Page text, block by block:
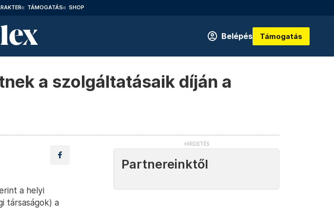
TÁMOGATÁS SHOP
Belépés Támogatás
a szolgáltatásaik díján a
a helyi
társaságok) a
Partnereinktől